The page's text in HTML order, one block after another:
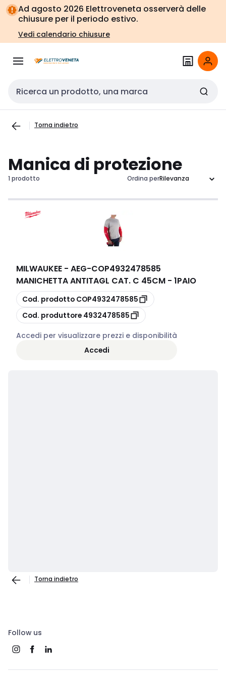
Vai alla
navigazione
Vai
alla
pagina
Ad agosto 2026 Elettroveneta osserverà delle
chiusure per il periodo estivo.
Vedi calendario chiusure
Cerca input
Torna indietro
Manica di protezione
1 prodotto Ordina per
MILWAUKEE - AEG-COP4932478585
MANICHETTA ANTITAGL CAT. C 45CM - 1PAIO
copia
Cod. prodotto COP4932478585
copia
Cod. produttore 4932478585
Accedi per visualizzare prezzi e disponibilità
Accedi
Torna indietro
Follow us